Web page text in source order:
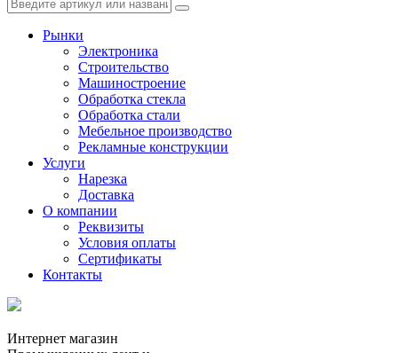
Рынки
Электроника
Строительство
Машиностроение
Обработка стекла
Обработка стали
Мебельное производство
Рекламные конструкции
Услуги
Нарезка
Доставка
О компании
Реквизиты
Условия оплаты
Сертификаты
Контакты
Интернет магазин